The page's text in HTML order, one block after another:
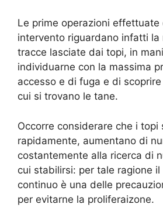
Le prime operazioni effettuate
intervento riguardano infatti la
tracce lasciate dai topi, in
individuarne con la massima
accesso e di fuga e di
cui si trovano le tane.
Occorre considerare che i topi
rapidamente, aumentano di
costantemente alla ricerca di
cui stabilirsi: per tale ragione
continuo è una delle
per evitarne la proliferaizone.